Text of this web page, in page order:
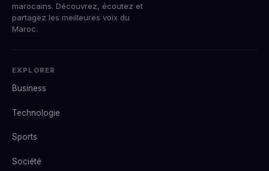
marocains. Découvrez, écoutez et
partagez les meilleures voix du
Maroc.
EXPLORER
Business
Technologie
Sports
Société